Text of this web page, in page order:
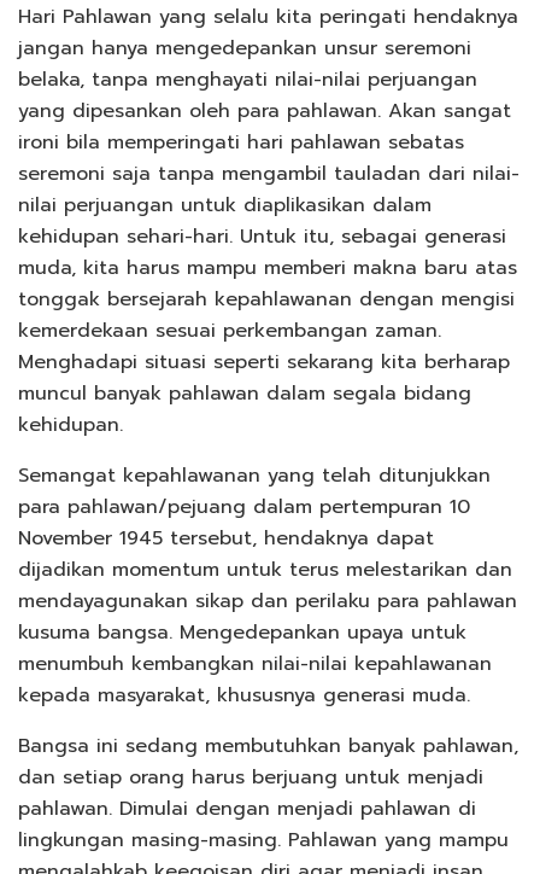
Hari Pahlawan yang selalu kita peringati hendaknya
jangan hanya mengedepankan unsur seremoni
belaka, tanpa menghayati nilai-nilai perjuangan
yang dipesankan oleh para pahlawan. Akan sangat
ironi bila memperingati hari pahlawan sebatas
seremoni saja tanpa mengambil tauladan dari nilai-
nilai perjuangan untuk diaplikasikan dalam
kehidupan sehari-hari. Untuk itu, sebagai generasi
muda, kita harus mampu memberi makna baru atas
tonggak bersejarah kepahlawanan dengan mengisi
kemerdekaan sesuai perkembangan zaman.
Menghadapi situasi seperti sekarang kita berharap
muncul banyak pahlawan dalam segala bidang
kehidupan.
Semangat kepahlawanan yang telah ditunjukkan
para pahlawan/pejuang dalam pertempuran 10
November 1945 tersebut, hendaknya dapat
dijadikan momentum untuk terus melestarikan dan
mendayagunakan sikap dan perilaku para pahlawan
kusuma bangsa. Mengedepankan upaya untuk
menumbuh kembangkan nilai-nilai kepahlawanan
kepada masyarakat, khususnya generasi muda.
Bangsa ini sedang membutuhkan banyak pahlawan,
dan setiap orang harus berjuang untuk menjadi
pahlawan. Dimulai dengan menjadi pahlawan di
lingkungan masing-masing. Pahlawan yang mampu